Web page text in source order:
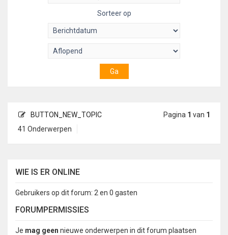
Sorteer op
BUTTON_NEW_TOPIC
41 Onderwerpen
Pagina 1 van 1
WIE IS ER ONLINE
Gebruikers op dit forum: 2 en 0 gasten
FORUMPERMISSIES
Je mag geen nieuwe onderwerpen in dit forum plaatsen